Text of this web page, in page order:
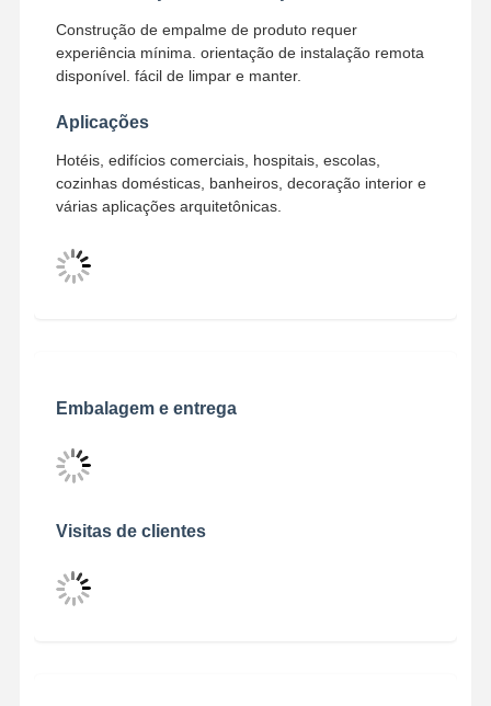
Construção de empalme de produto requer
experiência mínima. orientação de instalação remota
disponível. fácil de limpar e manter.
Aplicações
Hotéis, edifícios comerciais, hospitais, escolas,
cozinhas domésticas, banheiros, decoração interior e
várias aplicações arquitetônicas.
Embalagem e entrega
Visitas de clientes